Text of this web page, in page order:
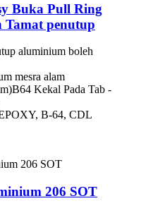
Buka Pull Ring
penutup
aluminium boleh
mesra alam
Kekal Pada Tab -
B-64, CDL
206 SOT